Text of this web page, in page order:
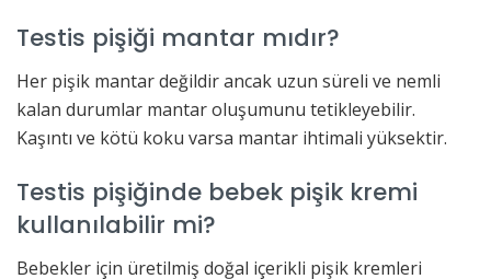
Testis pişiği mantar mıdır?
Her pişik mantar değildir ancak uzun süreli ve nemli
kalan durumlar mantar oluşumunu tetikleyebilir.
Kaşıntı ve kötü koku varsa mantar ihtimali yüksektir.
Testis pişiğinde bebek pişik kremi
kullanılabilir mi?
Bebekler için üretilmiş doğal içerikli pişik kremleri